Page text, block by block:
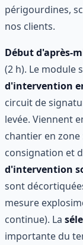
périgourdines,
nos clients.
Début d'après-
(2 h). Le module
d'intervention
circuit de
levée. Viennent
chantier en
consignation et
d'intervention
sont
mesure
continue). La
importante du